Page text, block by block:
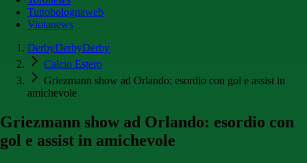
Tuttobolognaweb
Violanews
DerbyDerbyDerby
Calcio Estero
Griezmann show ad Orlando: esordio con gol e assist in
amichevole
Griezmann show ad Orlando: esordio con
gol e assist in amichevole